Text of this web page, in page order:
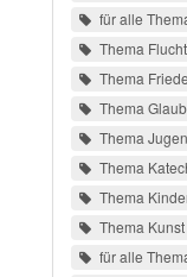
für alle
Thema Flucht
Thema
Thema
Thema
Thema
Thema
Thema
für alle